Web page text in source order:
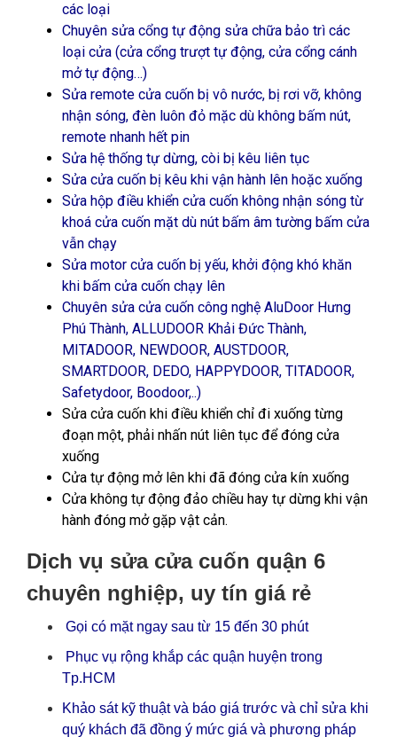
các loại
Chuyên sửa cổng tự động sửa chữa bảo trì các
loại cửa (cửa cổng trượt tự động, cửa cổng cánh
mở tự động…)
Sửa remote cửa cuốn bị vô nước, bị rơi vỡ, không
nhận sóng, đèn luôn đỏ mặc dù không bấm nút,
remote nhanh hết pin
Sửa hệ thống tự dừng, còi bị kêu liên tục
Sửa cửa cuốn bị kêu khi vận hành lên hoặc xuống
Sửa hộp điều khiển cửa cuốn không nhận sóng từ
khoá cửa cuốn mặt dù nút bấm âm tường bấm cửa
vẫn chạy
Sửa motor cửa cuốn bị yếu, khởi động khó khăn
khi bấm cửa cuốn chạy lên
Chuyên sửa cửa cuốn công nghệ AluDoor Hưng
Phú Thành, ALLUDOOR Khải Đức Thành,
MITADOOR, NEWDOOR, AUSTDOOR,
SMARTDOOR, DEDO, HAPPYDOOR, TITADOOR,
Safetydoor, Boodoor,..)
Sửa cửa cuốn khi điều khiển chỉ đi xuống từng
đoạn một, phải nhấn nút liên tục để đóng cửa
xuống
Cửa tự động mở lên khi đã đóng cửa kín xuống
Cửa không tự động đảo chiều hay tự dừng khi vận
hành đóng mở gặp vật cản.
Dịch vụ sửa cửa cuốn quận 6
chuyên nghiệp, uy tín giá rẻ
Gọi có mặt ngay sau từ 15 đến 30 phút
Phục vụ rộng khắp các quận huyện trong
Tp.HCM
Khảo sát kỹ thuật và báo giá trước và chỉ sửa khi
quý khách đã đồng ý mức giá và phương pháp